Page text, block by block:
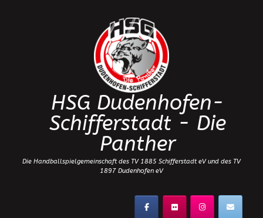
HSG Dudenhofen-
Schifferstadt - Die
Panther
Die Handballspielgemeinschaft des TV 1885 Schifferstadt eV und des TV
1897 Dudenhofen eV